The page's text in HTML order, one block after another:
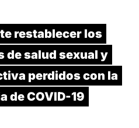
restablecer los
de salud sexual y
perdidos con la
de COVID-19